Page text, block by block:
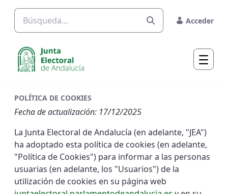
Saltar al contenido principal
Acceder
POLÍTICA DE COOKIES
Fecha de actualización: 17/12/2025
La Junta Electoral de Andalucía (en adelante, "JEA")
ha adoptado esta política de cookies (en adelante,
"Política de Cookies") para informar a las personas
usuarias (en adelante, los "Usuarios") de la
utilización de cookies en su página web